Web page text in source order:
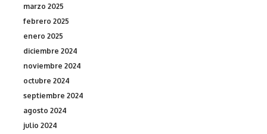
marzo 2025
febrero 2025
enero 2025
diciembre 2024
noviembre 2024
octubre 2024
septiembre 2024
agosto 2024
julio 2024